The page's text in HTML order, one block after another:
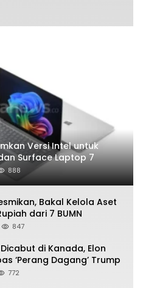
Versi Intel untuk
Surface Laptop 7
888
Bakal Kelola Aset
dari 7 BUMN
847
di Kanada, Elon
‘Perang Dagang’ Trump
772